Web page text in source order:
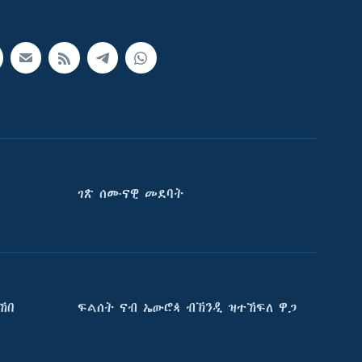
ገጽ ሰሙናዊ መደባት
ፍልሰት ናብ ኤውሮጳ ብኽንዲ ዝተኸፍለ ዋጋ